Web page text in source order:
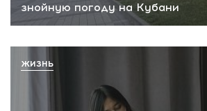
знойную погоду на Кубани
ЖИЗНЬ